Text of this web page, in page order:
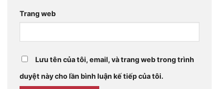
Trang web
Lưu tên của tôi, email, và trang web trong trình
duyệt này cho lần bình luận kế tiếp của tôi.